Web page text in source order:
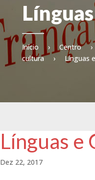
Início › Centro ›
cultura
› Línguas
Línguas e
Dez 22, 2017